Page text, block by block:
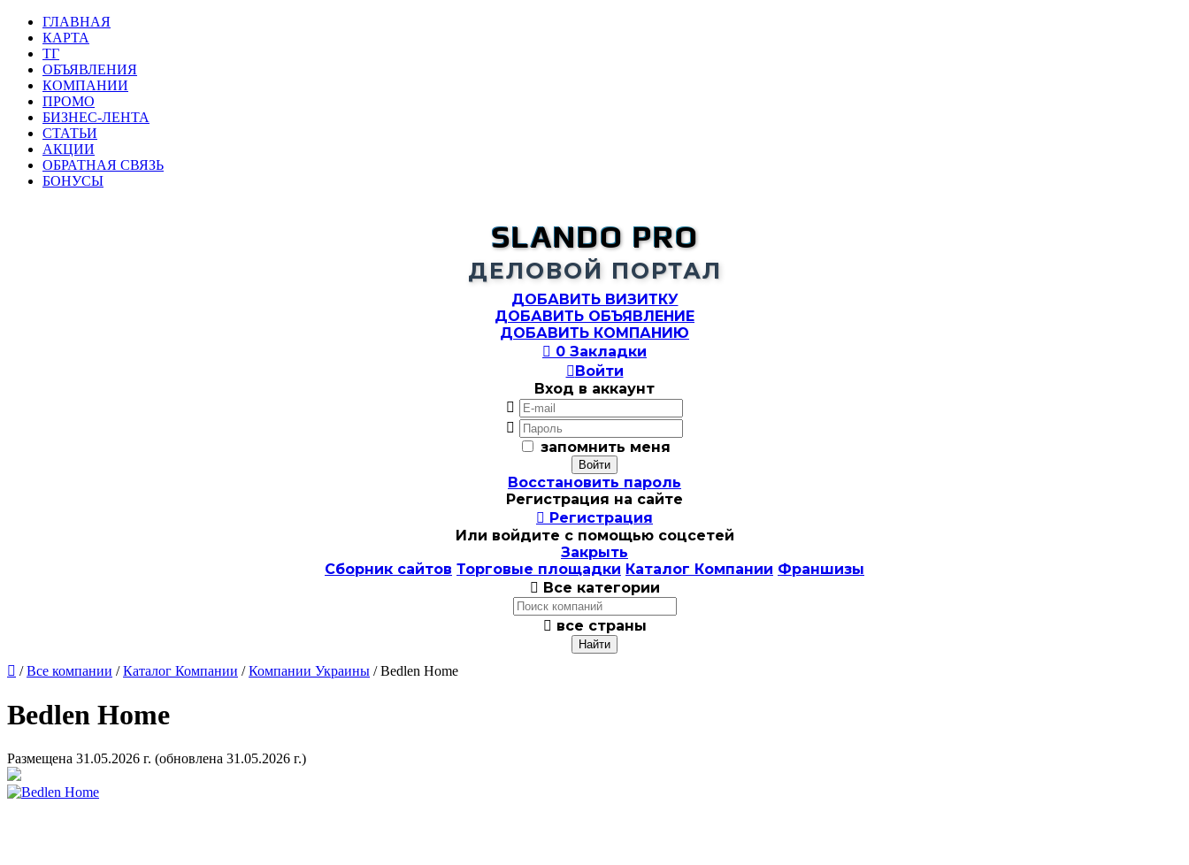
ГЛАВНАЯ
КАРТА
ТГ
ОБЪЯВЛЕНИЯ
КОМПАНИИ
ПРОМО
БИЗНЕС-ЛЕНТА
СТАТЬИ
АКЦИИ
ОБРАТНАЯ СВЯЗЬ
БОНУСЫ
SLANDO PRO
ДЕЛОВОЙ ПОРТАЛ
ДОБАВИТЬ ВИЗИТКУ
ДОБАВИТЬ ОБЪЯВЛЕНИЕ
ДОБАВИТЬ КОМПАНИЮ
 0 Закладки
Войти
Вход в аккаунт


запомнить меня
Восстановить пароль
Регистрация на сайте
 Регистрация
Или войдите с помощью соцсетей
Закрыть
Сборник сайтов Торговые площадки Каталог Компании Франшизы
 Все категории
 все страны
 /Все компании /Каталог Компании /Компании Украины / Bedlen Home
Bedlen Home
Размещена 31.05.2026 г. (обновлена 31.05.2026 г.)